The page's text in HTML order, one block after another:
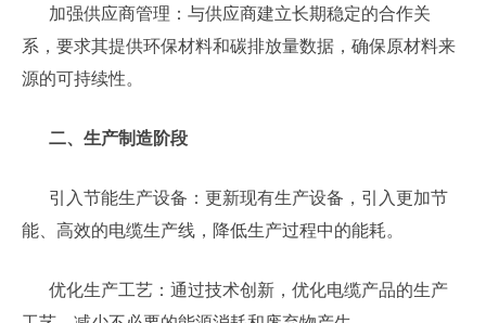
加强供应商管理：与供应商建立长期稳定的合作关
系，要求其提供环保材料和碳排放量数据，确保原材料来
源的可持续性。
二、生产制造阶段
引入节能生产设备：更新现有生产设备，引入更加节
能、高效的电缆生产线，降低生产过程中的能耗。
优化生产工艺：通过技术创新，优化电缆产品的生产